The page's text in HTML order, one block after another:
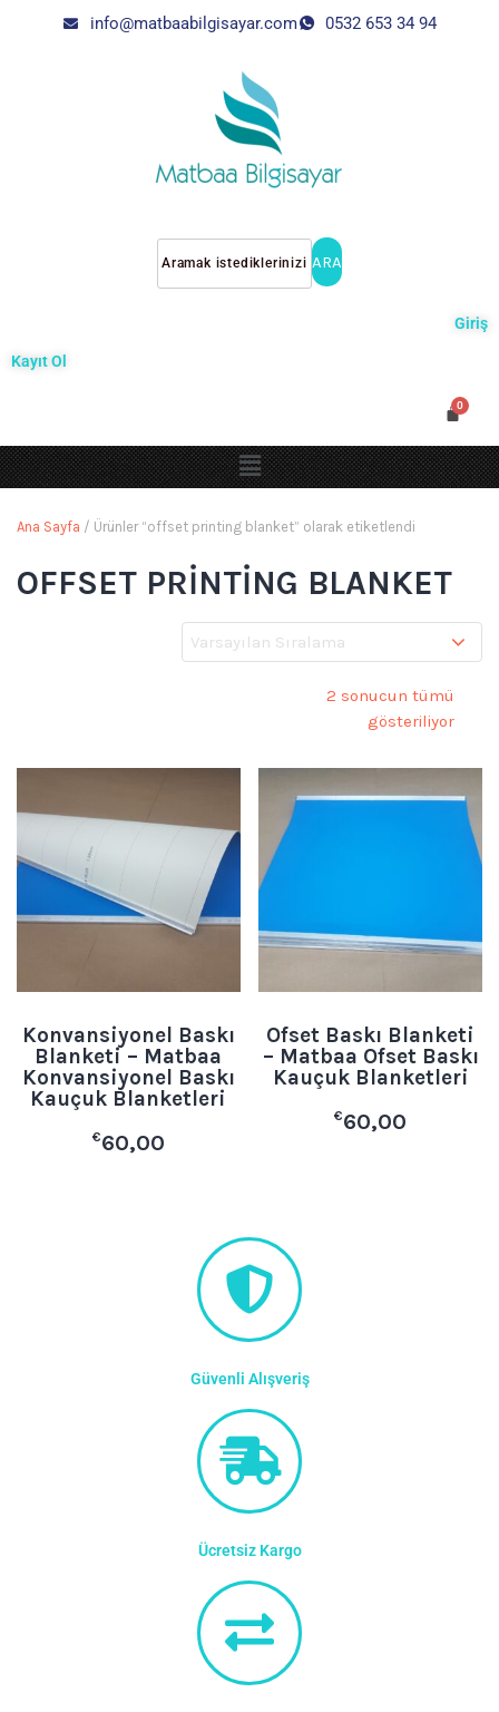
info@matbaabilgisayar.com 0532 653 34 94
ARA
Giriş
Kayıt Ol
Ana Sayfa / Ürünler “offset printing blanket” olarak etiketlendi
OFFSET PRINTING BLANKET
2 sonucun tümü
gösteriliyor
Konvansiyonel Baskı
Blanketi – Matbaa
Konvansiyonel Baskı
Kauçuk Blanketleri
€60,00
Ofset Baskı Blanketi
– Matbaa Ofset Baskı
Kauçuk Blanketleri
€60,00
Güvenli Alışveriş
Ücretsiz Kargo